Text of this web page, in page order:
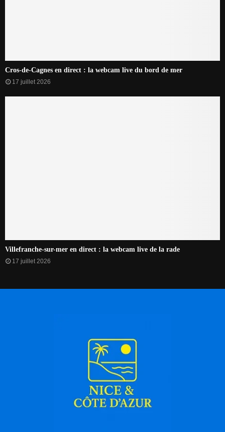
Cros-de-Cagnes en direct : la webcam live du bord de mer
17 juillet 2026
Villefranche-sur-mer en direct : la webcam live de la rade
17 juillet 2026